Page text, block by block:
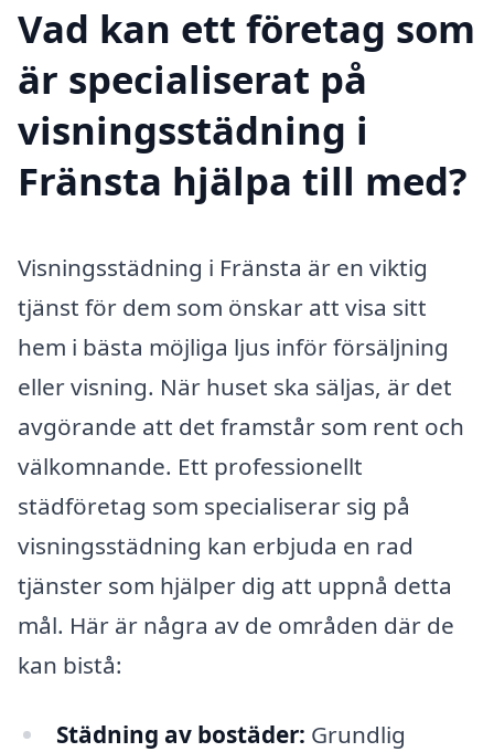
Vad kan ett företag som
är specialiserat på
visningsstädning i
Fränsta hjälpa till med?
Visningsstädning i Fränsta är en viktig
tjänst för dem som önskar att visa sitt
hem i bästa möjliga ljus inför försäljning
eller visning. När huset ska säljas, är det
avgörande att det framstår som rent och
välkomnande. Ett professionellt
städföretag som specialiserar sig på
visningsstädning kan erbjuda en rad
tjänster som hjälper dig att uppnå detta
mål. Här är några av de områden där de
kan bistå:
Städning av bostäder: Grundlig